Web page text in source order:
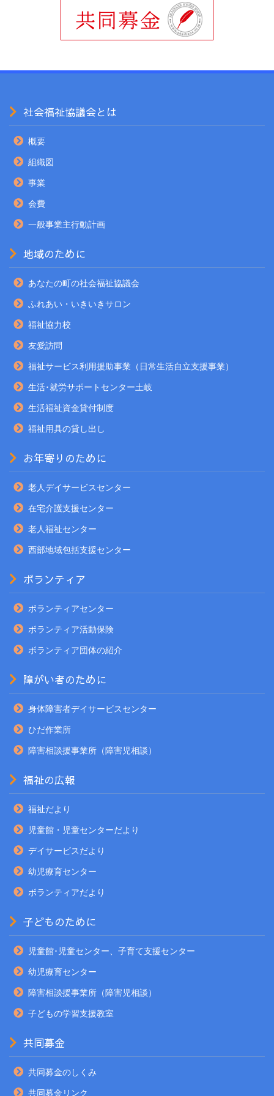
社会福祉協議会とは
概要
組織図
事業
会費
一般事業主行動計画
地域のために
あなたの町の社会福祉協議会
ふれあい・いきいきサロン
福祉協力校
友愛訪問
福祉サービス利用援助事業（日常生活自立支援事業）
生活･就労サポートセンター土岐
生活福祉資金貸付制度
福祉用具の貸し出し
お年寄りのために
老人デイサービスセンター
在宅介護支援センター
老人福祉センター
西部地域包括支援センター
ボランティア
ボランティアセンター
ボランティア活動保険
ボランティア団体の紹介
障がい者のために
身体障害者デイサービスセンター
ひだ作業所
障害相談援事業所（障害児相談）
福祉の広報
福祉だより
児童館・児童センターだより
デイサービスだより
幼児療育センター
ボランティアだより
子どものために
児童館･児童センター、子育て支援センター
幼児療育センター
障害相談援事業所（障害児相談）
子どもの学習支援教室
共同募金
共同募金のしくみ
共同募金リンク